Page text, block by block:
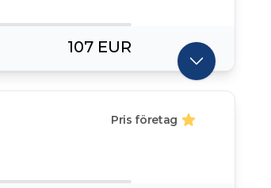
107 EUR
Pris företag